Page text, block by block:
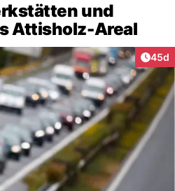
und
Attisholz-Areal
45d